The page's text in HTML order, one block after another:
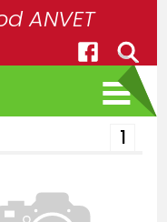
ANVET
1